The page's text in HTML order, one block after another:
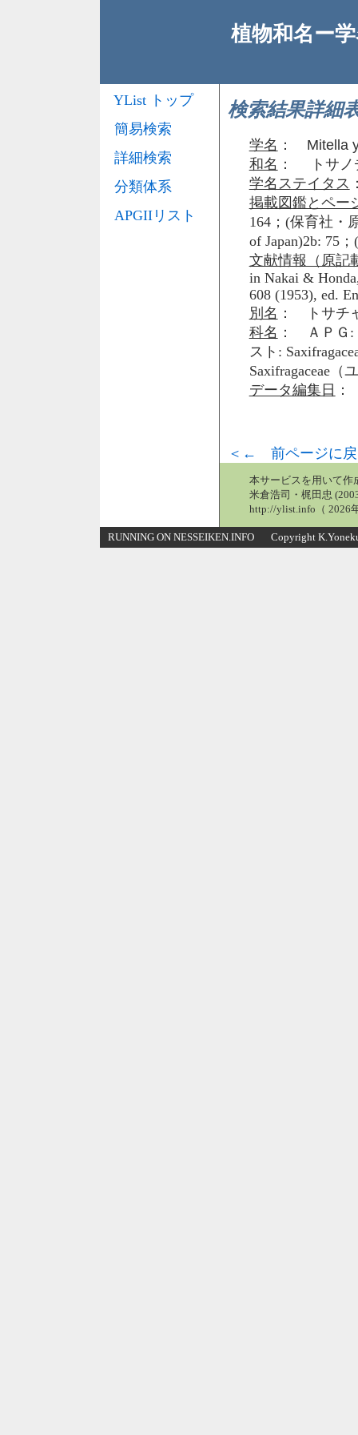
植物和名ー
検索結果詳細
学名 ： Mitella
和名 ： トサノ
学名ステイタス
掲載図鑑とペー
164；(保育社・
of Japan)2b: 75
文献情報（原記
in Nakai &
608 (1953), ed.
別名 ： トサチ
科名 ： ＡＰＧ:
スト:
Saxifragaceae（
データ編集日
＜← 前ページに戻
YList トップ
簡易検索
詳細検索
分類体系
APGIIリスト
本サービスを用いて作
米倉浩司・梶田忠
http://ylist.info（ 2026
RUNNING ON NESSEIKEN.INFO Copyright